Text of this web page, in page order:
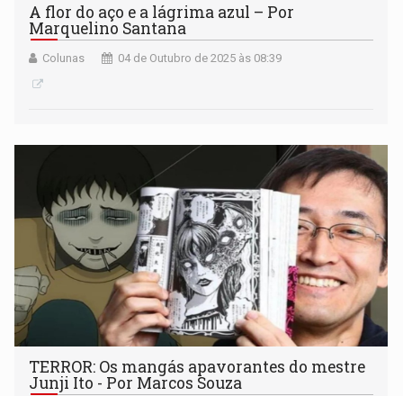
A flor do aço e a lágrima azul – Por
Marquelino Santana
Colunas 04 de Outubro de 2025 às 08:39
TERROR: Os mangás apavorantes do mestre
Junji Ito - Por Marcos Souza